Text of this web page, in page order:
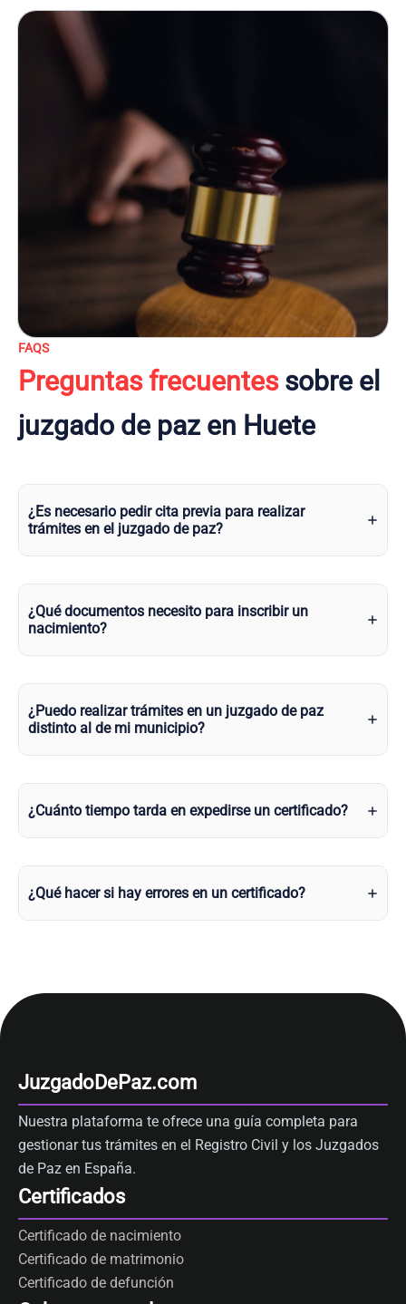
FAQS
Preguntas frecuentessobre el
juzgado de paz en Huete
¿Es necesario pedir cita previa para realizar
trámites en el juzgado de paz?
¿Qué documentos necesito para inscribir un
nacimiento?
¿Puedo realizar trámites en un juzgado de paz
distinto al de mi municipio?
¿Cuánto tiempo tarda en expedirse un certificado?
¿Qué hacer si hay errores en un certificado?
JuzgadoDePaz.com
Nuestra plataforma te ofrece una guía completa para
gestionar tus trámites en el Registro Civil y los Juzgados
de Paz en España.
Certificados
Certificado de nacimiento
Certificado de matrimonio
Certificado de defunción